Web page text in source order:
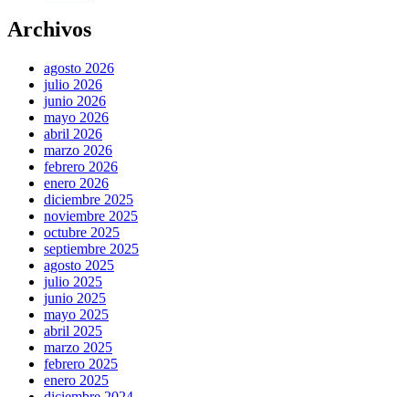
Archivos
agosto 2026
julio 2026
junio 2026
mayo 2026
abril 2026
marzo 2026
febrero 2026
enero 2026
diciembre 2025
noviembre 2025
octubre 2025
septiembre 2025
agosto 2025
julio 2025
junio 2025
mayo 2025
abril 2025
marzo 2025
febrero 2025
enero 2025